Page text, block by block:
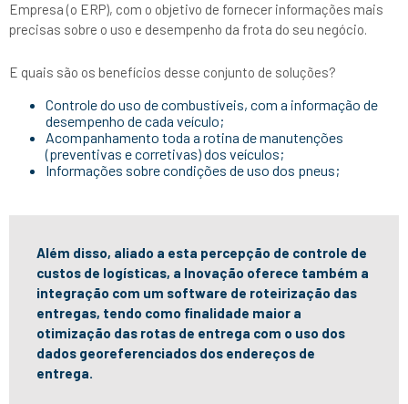
Empresa (o ERP), com o objetivo de fornecer informações mais
precisas sobre o uso e desempenho da frota do seu negócio.
E quais são os benefícios desse conjunto de soluções?
Controle do uso de combustíveis, com a informação de
desempenho de cada veículo;
Acompanhamento toda a rotina de manutenções
(preventivas e corretivas) dos veículos;
Informações sobre condições de uso dos pneus;
Além disso, aliado a esta percepção de controle de
custos de logísticas, a Inovação oferece também a
integração com um software de roteirização das
entregas, tendo como finalidade maior a
otimização das rotas de entrega com o uso dos
dados georeferenciados dos endereços de
entrega.